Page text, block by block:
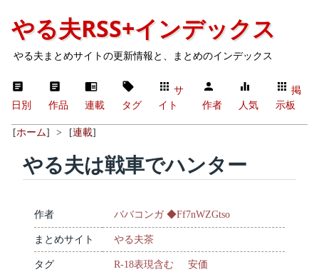
やる夫RSS+インデックス
やる夫まとめサイトの更新情報と、まとめのインデックス
日別 作品 連載 タグ
サ
イト
作者 人気
掲
示板
[ホーム] > [連載]
やる夫は戦車でハンター
作者 ババコンガ ◆Ff7nWZGtso
まとめサイト やる夫茶
タグ R-18表現含む 安価